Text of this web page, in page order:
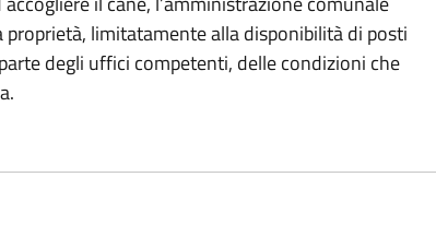
limitatamente alla disponibilità di posti
degli uffici competenti, delle condizioni che